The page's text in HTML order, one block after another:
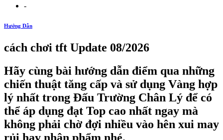
-
Hướng Dẫn
cách chơi tft Update 08/2026
Hãy cùng bài hướng dẫn điểm qua những
chiến thuật tăng cấp và sử dụng Vàng hợp
lý nhất trong Đấu Trường Chân Lý để có
thể áp dụng đạt Top cao nhất ngay mà
không phải chờ đợi nhiều vào hên xui may